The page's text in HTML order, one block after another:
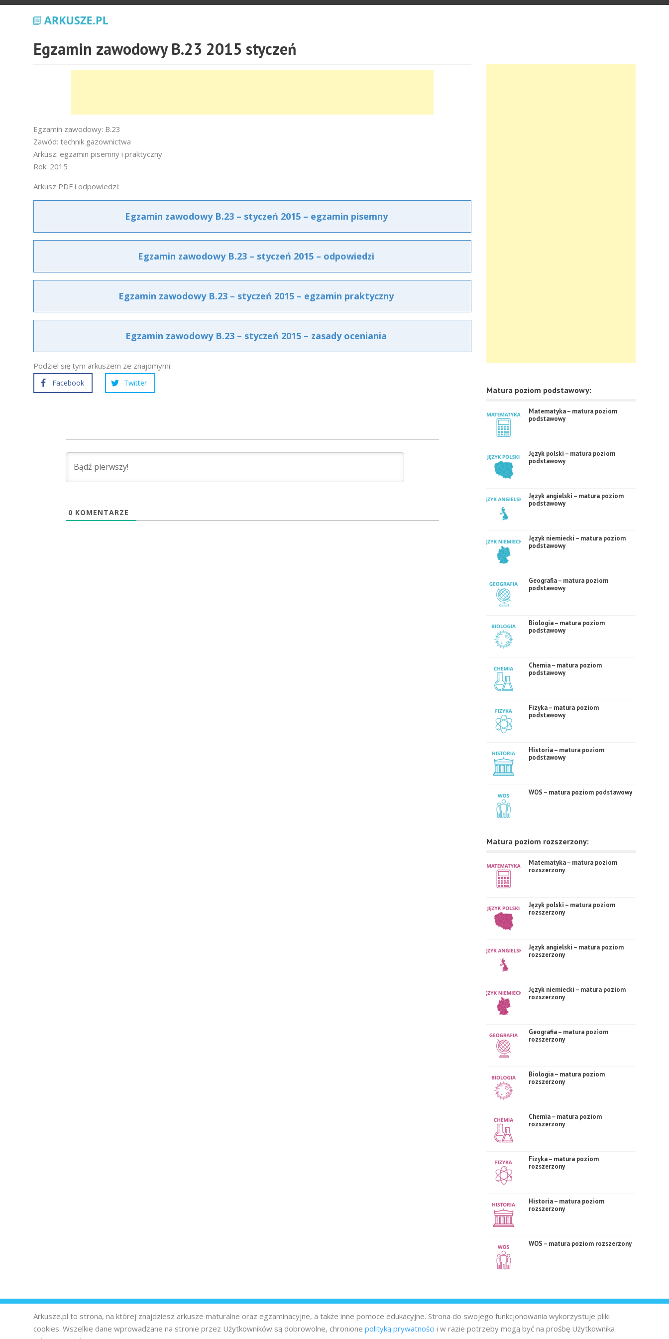
Egzamin zawodowy B.23 2015 styczeń
Egzamin zawodowy: B.23
Zawód: technik gazownictwa
Arkusz: egzamin pisemny i praktyczny
Rok: 2015
Arkusz PDF i odpowiedzi:
Egzamin zawodowy B.23 – styczeń 2015 – egzamin pisemny
Egzamin zawodowy B.23 – styczeń 2015 – odpowiedzi
Egzamin zawodowy B.23 – styczeń 2015 – egzamin praktyczny
Egzamin zawodowy B.23 – styczeń 2015 – zasady oceniania
Podziel się tym arkuszem ze znajomymi:
Facebook Twitter
0 KOMENTARZE
Matura poziom podstawowy:
Matematyka – matura poziom
podstawowy
Język polski – matura poziom
podstawowy
Język angielski – matura poziom
podstawowy
Język niemiecki – matura poziom
podstawowy
Geografia – matura poziom
podstawowy
Biologia – matura poziom
podstawowy
Chemia – matura poziom
podstawowy
Fizyka – matura poziom
podstawowy
Historia – matura poziom
podstawowy
WOS – matura poziom podstawowy
Matura poziom rozszerzony:
Matematyka – matura poziom
rozszerzony
Język polski – matura poziom
rozszerzony
Język angielski – matura poziom
rozszerzony
Język niemiecki – matura poziom
rozszerzony
Geografia – matura poziom
rozszerzony
Biologia – matura poziom
rozszerzony
Chemia – matura poziom
rozszerzony
Fizyka – matura poziom
rozszerzony
Historia – matura poziom
rozszerzony
WOS – matura poziom rozszerzony
Arkusze.pl to strona, na której znajdziesz arkusze maturalne oraz egzaminacyjne, a także inne pomoce edukacyjne. Strona do swojego funkcjonowania wykorzystuje pliki
cookies. Wszelkie dane wprowadzane na stronie przez Użytkowników są dobrowolne, chronione polityką prywatności i w razie potrzeby mogą być na prośbę Użytkownika